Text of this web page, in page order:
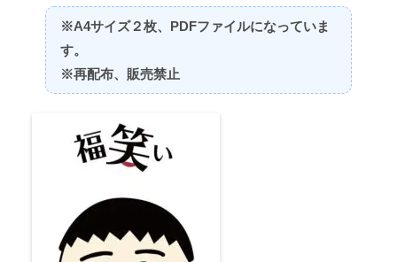
※A4サイズ２枚、PDFファイルになっていま
す。
※再配布、販売禁止